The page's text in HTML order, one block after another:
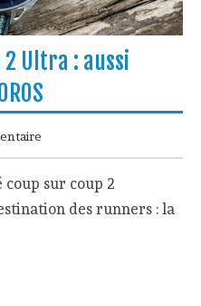
2 Ultra : aussi
coup sur coup 2
des runners : la